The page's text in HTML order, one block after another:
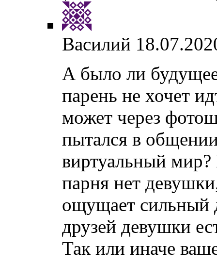
Василий
А было ли
парень не хочет
может через
пытался в
виртуальный мир?
парня нет
ощущает сильный
друзей девушки
Так или иначе